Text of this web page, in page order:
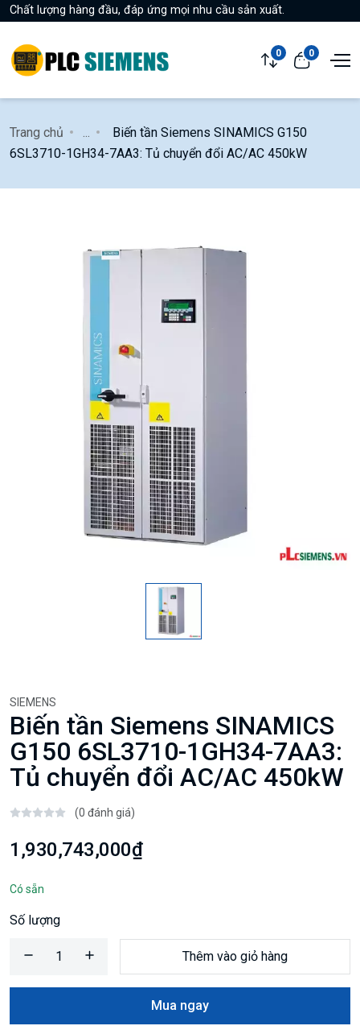
Chất lượng hàng đầu, đáp ứng mọi nhu cầu sản xuất.
0 0
Trang chủ
Biến tần Siemens SINAMICS G150
6SL3710-1GH34-7AA3: Tủ chuyển đổi AC/AC 450kW
SIEMENS
Biến tần Siemens SINAMICS
G150 6SL3710-1GH34-7AA3:
Tủ chuyển đổi AC/AC 450kW
(0 đánh giá)
1,930,743,000₫
Có sẵn
Số lượng
Thêm vào giỏ hàng
Mua ngay